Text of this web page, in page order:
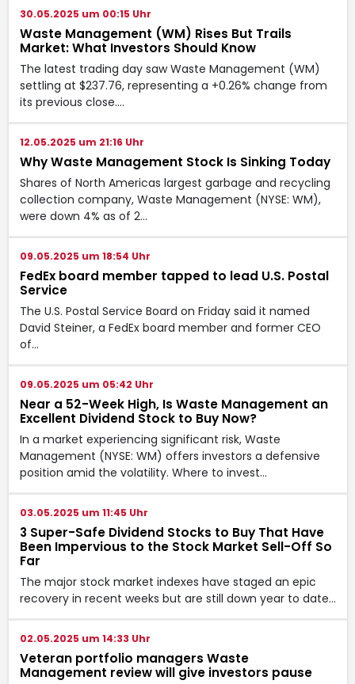
30.05.2025 um 00:15 Uhr
Waste Management (WM) Rises But Trails
Market: What Investors Should Know
The latest trading day saw Waste Management (WM)
settling at $237.76, representing a +0.26% change from
its previous close.…
12.05.2025 um 21:16 Uhr
Why Waste Management Stock Is Sinking Today
Shares of North Americas largest garbage and recycling
collection company, Waste Management (NYSE: WM),
were down 4% as of 2…
09.05.2025 um 18:54 Uhr
FedEx board member tapped to lead U.S. Postal
Service
The U.S. Postal Service Board on Friday said it named
David Steiner, a FedEx board member and former CEO
of…
09.05.2025 um 05:42 Uhr
Near a 52-Week High, Is Waste Management an
Excellent Dividend Stock to Buy Now?
In a market experiencing significant risk, Waste
Management (NYSE: WM) offers investors a defensive
position amid the volatility. Where to invest…
03.05.2025 um 11:45 Uhr
3 Super-Safe Dividend Stocks to Buy That Have
Been Impervious to the Stock Market Sell-Off So
Far
The major stock market indexes have staged an epic
recovery in recent weeks but are still down year to date…
02.05.2025 um 14:33 Uhr
Veteran portfolio managers Waste
Management review will give investors pause